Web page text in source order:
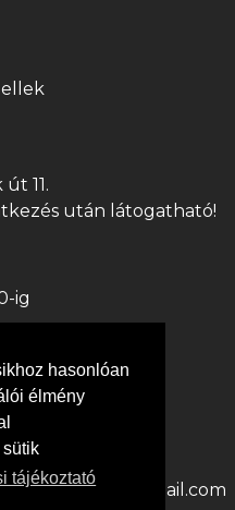
hasonlóan
élmény
tájékoztató
11.
után látogatható!
ig